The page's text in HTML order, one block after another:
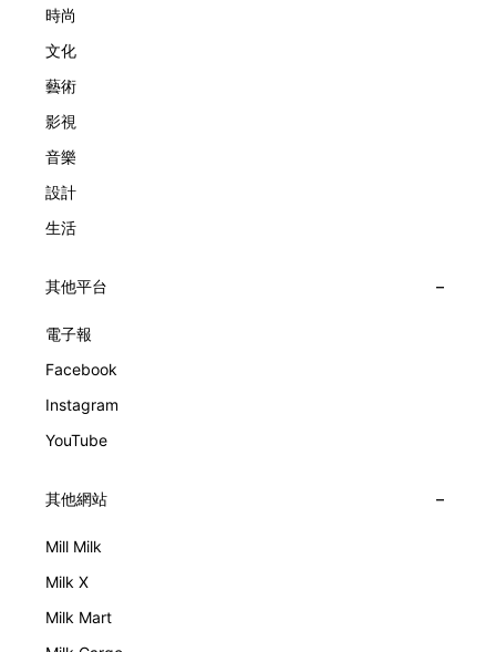
級鐘錶大賞（Grand Prix d'Horlogerie de Genève）中獲獎的
擁而吻。雙逆跳機芯精準驅動這場機械浪漫，讓時間不再是抽
象概念，而是心跳的律動。 故事並未完結，2025年推出的
Lady Arpels Bal des Amoureux
時尚
文化
藝術
影視
音樂
設計
生活
其他平台
電子報
Facebook
Instagram
YouTube
其他網站
Mill Milk
Milk X
Milk Mart